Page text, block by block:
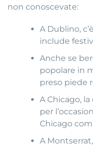
non conoscevate:
A Dublino,
include
Anche se
popolare in
preso piede
A Chicago,
per
Chicago
A